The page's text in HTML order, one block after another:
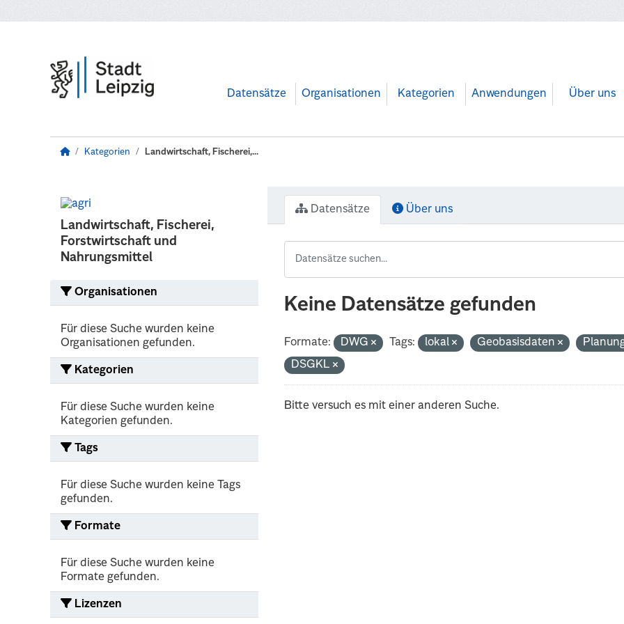
Datensätze Organisationen Kategorien Anwendungen Über uns
Kategorien Landwirtschaft, Fischerei,...
Landwirtschaft, Fischerei,
Forstwirtschaft und
Nahrungsmittel
Organisationen
Für diese Suche wurden keine
Organisationen gefunden.
Kategorien
Für diese Suche wurden keine
Kategorien gefunden.
Tags
Für diese Suche wurden keine Tags
gefunden.
Formate
Für diese Suche wurden keine
Formate gefunden.
Lizenzen
Datensätze Über uns
Keine Datensätze gefunden
Formate: DWG Tags: lokal Geobasisdaten
DSGKL
Bitte versuch es mit einer anderen Suche.